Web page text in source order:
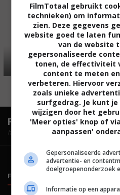
FilmTotaal.Hét online
hosted by
FILMTOTAAL
FilmTotaal gebruikt
technieken) om
zien. Deze gegevens
website goed te laten
van de website
gepersonaliseerde
tonen, de effectiviteit
content te meten
verbeteren. Hiervoor
zoals unieke
surfgedrag. Je kunt
wijzigen door het
'Meer opties' knop of
aanpassen'
Gepersonaliseerde
advertentie- en
doelgroepenonderzoek
Informatie op een